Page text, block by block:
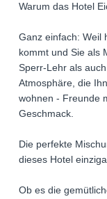
Warum das Hotel
Ganz einfach: Weil
kommt und Sie als
Sperr-Lehr als
Atmosphäre, die
wohnen - Freunde
Geschmack.
Die perfekte
dieses Hotel
Ob es die